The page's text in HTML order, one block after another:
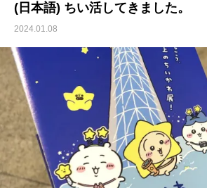
(日本語) ちい活してきました。
2024.01.08